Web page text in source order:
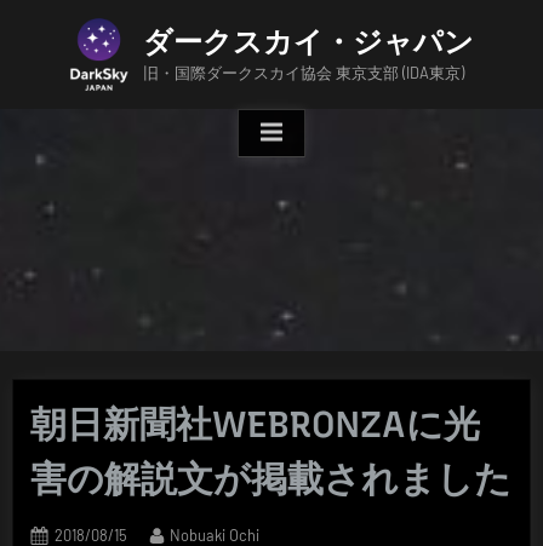
ダークスカイ・ジャパン
旧・国際ダークスカイ協会 東京支部 (IDA東京)
朝日新聞社WEBRONZAに光
害の解説文が掲載されました
Posted
2018/08/15 By
Nobuaki Ochi